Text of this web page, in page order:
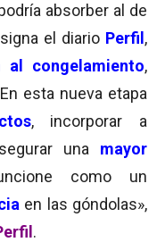
absorber al de
el diarioPerfil ,
al congelamiento,
esta nueva etapa
, incorporar a
una mayor
como un
en las góndolas»,
.